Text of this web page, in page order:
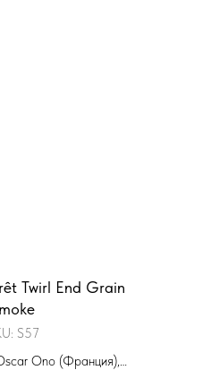
Twirl End Grain
S57
Ono (Франция),